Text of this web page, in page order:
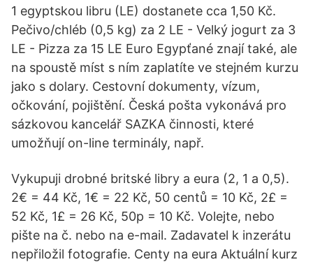
1 egyptskou libru (LE) dostanete cca 1,50 Kč.
Pečivo/chléb (0,5 kg) za 2 LE - Velký jogurt za 3
LE - Pizza za 15 LE Euro Egypťané znají také, ale
na spoustě míst s ním zaplatíte ve stejném kurzu
jako s dolary. Cestovní dokumenty, vízum,
očkování, pojištění. Česká pošta vykonává pro
sázkovou kancelář SAZKA činnosti, které
umožňují on-line terminály, např.
Vykupuji drobné britské libry a eura (2, 1 a 0,5).
2€ = 44 Kč, 1€ = 22 Kč, 50 centů = 10 Kč, 2£ =
52 Kč, 1£ = 26 Kč, 50p = 10 Kč. Volejte, nebo
pište na č. nebo na e-mail. Zadavatel k inzerátu
nepřiložil fotografie. Centy na eura Aktuální kurz